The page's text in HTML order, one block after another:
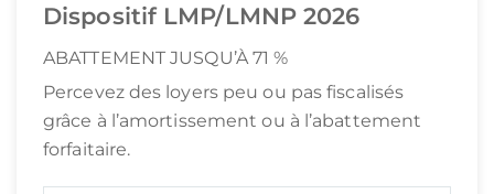
Dispositif LMP/LMNP 2026
ABATTEMENT JUSQU’À 71 %
Percevez des loyers peu ou pas fiscalisés
grâce à l’amortissement ou à l’abattement
forfaitaire.